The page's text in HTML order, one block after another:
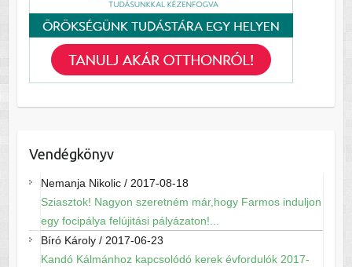
Vendégkönyv
Nemanja Nikolic/ 2017-08-18
Sziasztok! Nagyon szeretném már,hogy Farmos induljon
egy focipálya felújitási pályázaton!...
Bíró Károly/ 2017-06-23
Kandó Kálmánhoz kapcsolódó kerek évfordulók 2017-